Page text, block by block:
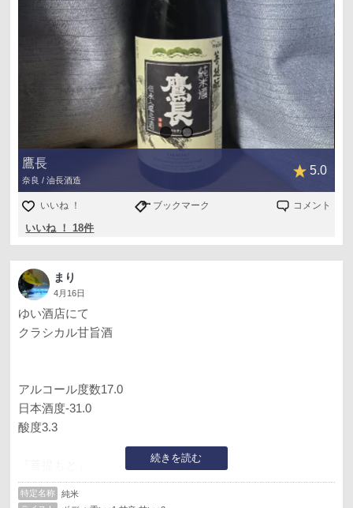
甘旨で大変美味です（貴醸酒と言われたら信じてしまいま
す）。
のっぺりした甘さではなく、若干の渋み等の立体的な複雑
味を感じる言語化しがたい美味。
とはいえ基本ベースは強い甘旨で、スッキリ軽快な味わい
では全くないので、そういう日本酒をお求めの方はだいぶ
好みから外れると思います。
saketimeでは現在残念ながらレビュー数少なめ、評価イマ
イチですが、デザートのようなお酒を求めてる方はだいぶ
ハマると思いますよ。
鷹長
奈良 / 油長酒造
5.0
いいね ！ ブックマーク コメント
いいね ！ 18件
まり
4月16日
続きを読む
ゆい酒店にて
クラシカル甘旨酒
アルコール度数17.0
日本酒度-31.0
酸度3.3
香りはバナナ寄りの酢酸イソアミル、アルコール🍶
口に含むとしっかりとした甘みとアルコール由来の辛み、
特定名称
純米